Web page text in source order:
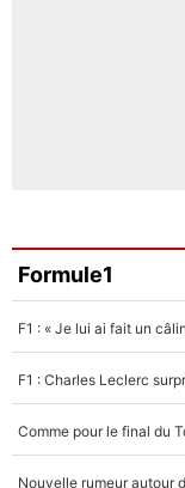
Formule1